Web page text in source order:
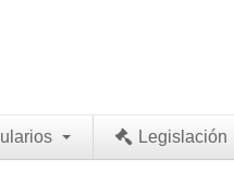
Legislación